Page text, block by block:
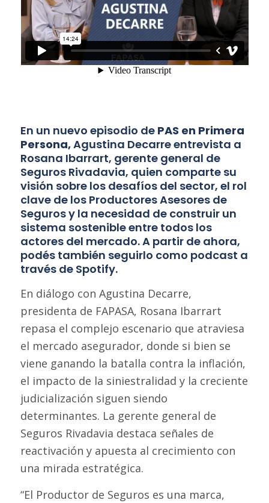
En un nuevo episodio de PAS en Primera
Persona,Agustina Decarre entrevista a
Rosana Ibarrart, gerente general de
Seguros Rivadavia, quien comparte su
visión sobre los desafíos del sector, el rol
clave de los Productores Asesores de
Seguros y la necesidad de construir un
sistema sostenible entre todos los
actores del mercado. A partir de ahora,
podés también seguirlo como podcast a
través de Spotify.
En diálogo con Agustina Decarre,
presidenta de FAPASA, Rosana Ibarrart
repasa el complejo escenario que atraviesa
el mercado asegurador, donde si bien se
viene ganando la batalla contra la inflación,
el impacto de la siniestralidad y la creciente
judicialización siguen siendo
determinantes. La gerente general de
Seguros Rivadavia destaca señales de
reactivación y apuesta al crecimiento con
una mirada estratégica.
“El Productor de Seguros es una marca,